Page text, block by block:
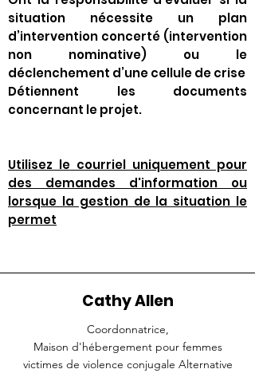
situation nécessite un plan
d’intervention concerté (intervention
non nominative) ou le
déclenchement d’une cellule de crise
Détiennent les documents
concernant le projet.
Utilisez le courriel uniquement pour
des demandes d'information ou
lorsque la gestion de la situation le
permet
Cathy Allen
Coordonnatrice,
Maison d'hébergement pour femmes
victimes de violence conjugale Alternative